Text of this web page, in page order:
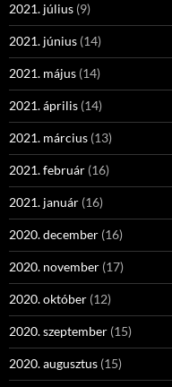
2021. július (9)
2021. június (14)
2021. május (14)
2021. április (14)
2021. március (13)
2021. február (16)
2021. január (16)
2020. december (16)
2020. november (17)
2020. október (12)
2020. szeptember (15)
2020. augusztus (15)